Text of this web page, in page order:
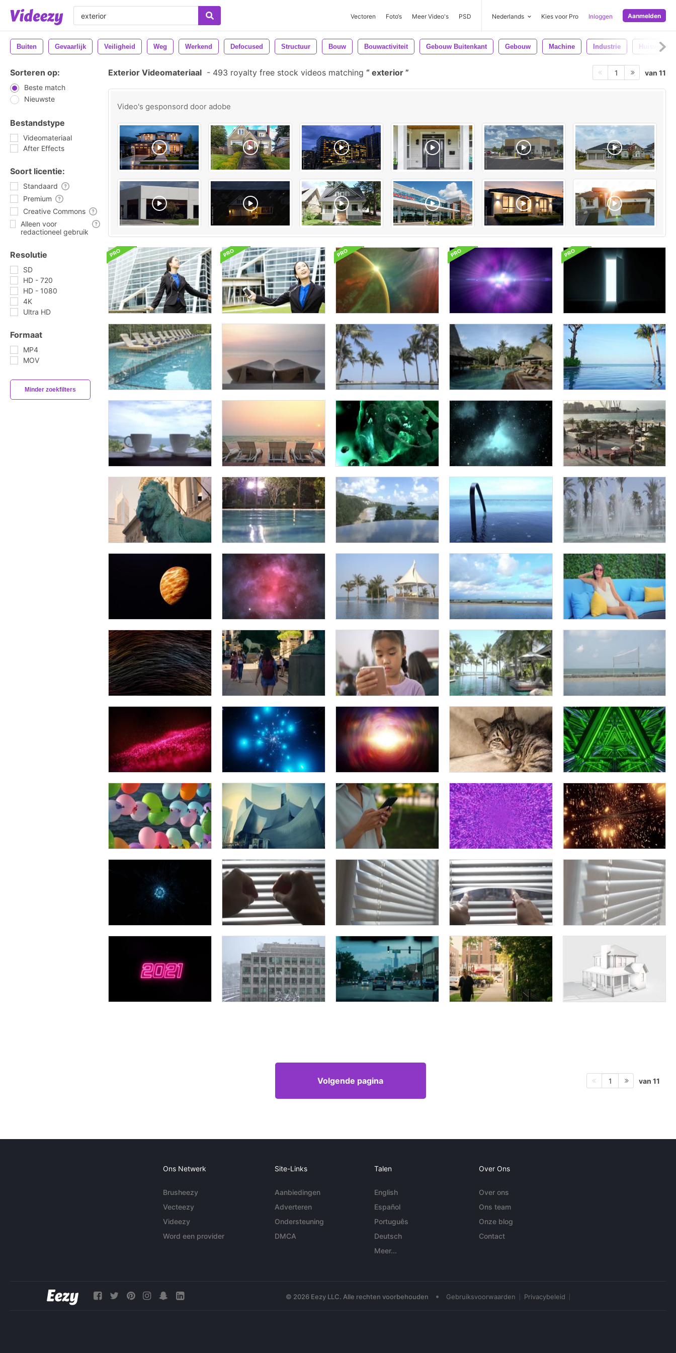
Vectoren Foto‘s Meer Video's PSD Nederlands Kies voor Pro Inloggen Aanmelden
Buiten Gevaarlijk Veiligheid Weg Werkend Defocused Structuur Bouw Bouwactiviteit Gebouw Buitenkant Gebouw Machine Industrie Huisvesting
Sorteren op:
Beste match
Nieuwste
Bestandstype
Videomateriaal
After Effects
Soort licentie:
Standaard
Premium
Creative Commons
Alleen voor
redactioneel gebruik
Resolutie
SD
HD - 720
HD - 1080
4K
Ultra HD
Formaat
MP4
MOV
Minder zoekfilters
Exterior Videomateriaal - 493 royalty free stock videos matching exterior 1 van 11
Video's gesponsord door adobe
Volgende pagina 1 van 11
Ons Netwerk
Brusheezy
Vecteezy
Videezy
Word een provider
Site-Links
Aanbiedingen
Adverteren
Ondersteuning
DMCA
Talen
English
Español
Português
Deutsch
Meer...
Over Ons
Over ons
Ons team
Onze blog
Contact
© 2026 Eezy LLC. Alle rechten voorbehouden • Gebruiksvoorwaarden Privacybeleid